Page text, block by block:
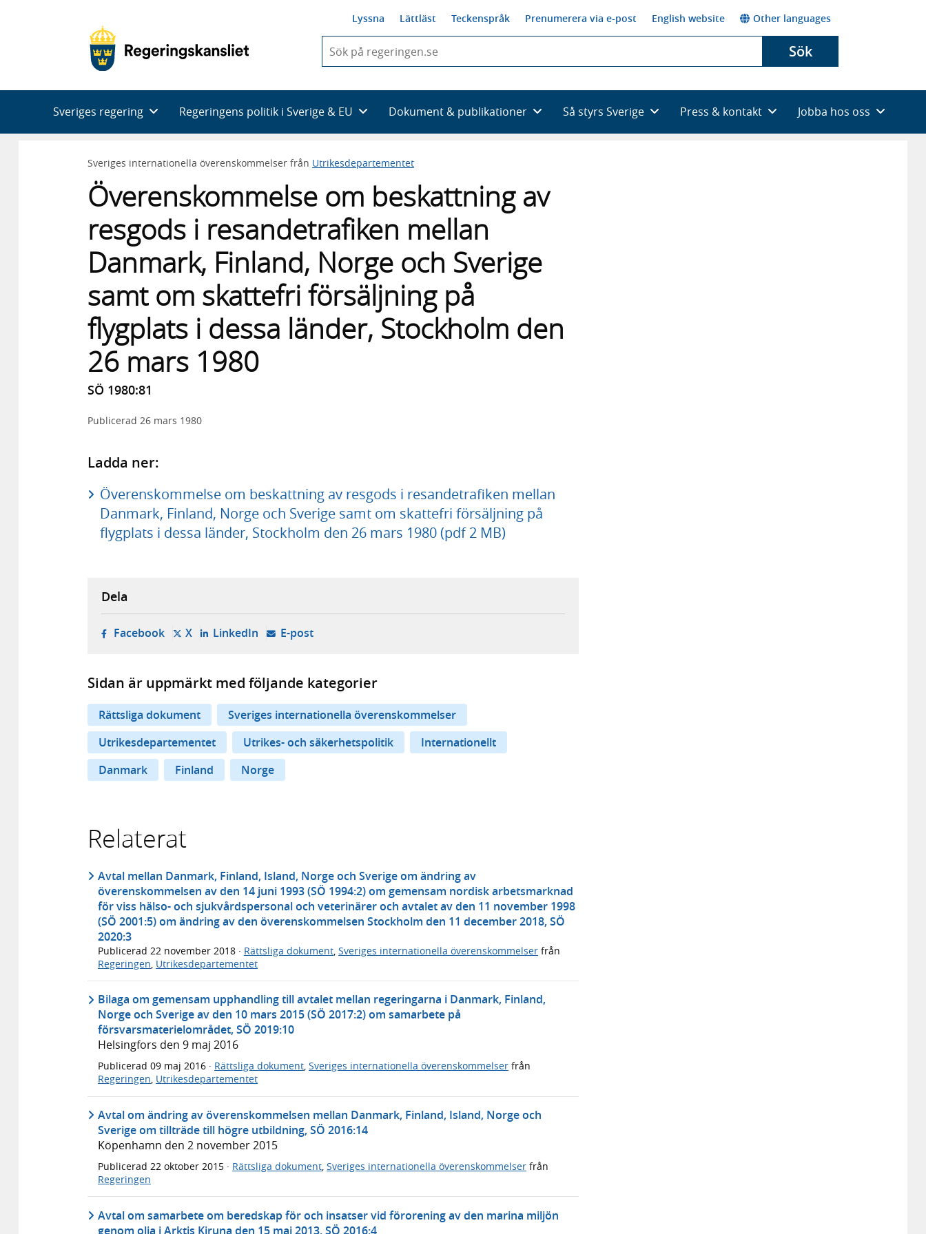
Lyssna Lättläst Teckenspråk Prenumerera via e-post English website Other languages
du
skriva
framträder
en
med
Sök
Sveriges regering Regeringens politik i Sverige & EU Dokument & publikationer Så styrs Sverige Press & kontakt Jobba hos oss
Sveriges internationella överenskommelser från Utrikesdepartementet
Överenskommelse om beskattning av
resgods i resandetrafiken mellan
Danmark, Finland, Norge och Sverige
samt om skattefri försäljning på
flygplats i dessa länder, Stockholm den
26 mars 1980
SÖ 1980:81
Publicerad 26 mars 1980
Ladda ner:
Överenskommelse om beskattning av resgods i resandetrafiken mellan
Danmark, Finland, Norge och Sverige samt om skattefri försäljning på
flygplats i dessa länder, Stockholm den 26 mars 1980 (pdf 2 MB)
Dela
Facebook- öppnas i ny flik, extern webbplats,
X- öppnas i ny flik, extern webbplats,
LinkedIn- öppnas i ny flik, extern webbplats,
E-post- öppnar din e-postklient,
Sidan är uppmärkt med följande kategorier
Rättsliga dokument
Sveriges internationella överenskommelser
Utrikesdepartementet
Utrikes- och säkerhetspolitik
Internationellt
Danmark
Finland Norge
Relaterat
Avtal mellan Danmark, Finland, Island, Norge och Sverige om ändring av
överenskommelsen av den 14 juni 1993 (SÖ 1994:2) om gemensam nordisk arbetsmarknad
för viss hälso- och sjukvårdspersonal och veterinärer och avtalet av den 11 november 1998
(SÖ 2001:5) om ändring av den överenskommelsen Stockholm den 11 december 2018, SÖ
2020:3
Publicerad 22 november 2018 · Rättsliga dokument Sveriges internationella överenskommelser från
Regeringen Utrikesdepartementet
Bilaga om gemensam upphandling till avtalet mellan regeringarna i Danmark, Finland,
Norge och Sverige av den 10 mars 2015 (SÖ 2017:2) om samarbete på
försvarsmaterielområdet, SÖ 2019:10
Helsingfors den 9 maj 2016
Publicerad 09 maj 2016 · Rättsliga dokument, Sveriges internationella överenskommelser från
Regeringen, Utrikesdepartementet
Avtal om ändring av överenskommelsen mellan Danmark, Finland, Island, Norge och
Sverige om tillträde till högre utbildning, SÖ 2016:14
Köpenhamn den 2 november 2015
Publicerad 22 oktober 2015 · Rättsliga dokument, Sveriges internationella överenskommelser från
Regeringen
Avtal om samarbete om beredskap för och insatser vid förorening av den marina miljön
genom olja i Arktis Kiruna den 15 maj 2013, SÖ 2016:4